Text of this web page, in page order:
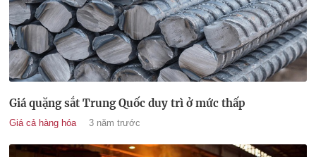
Giá quặng sắt Trung Quốc duy trì ở mức thấp
Giá cả hàng hóa 3 năm trước